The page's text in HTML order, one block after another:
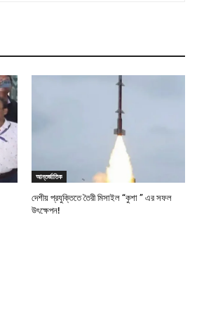
আন্তর্জাতিক
দেশীয় প্রযুক্তিতে তৈরী মিসাইল “কুশা ” এর সফল
উৎক্ষেপন!